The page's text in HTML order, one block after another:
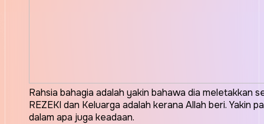
Rahsia bahagia adalah yakin bahawa dia meletakkan
REZEKI dan Keluarga adalah kerana Allah beri. Yakin
dalam apa juga keadaan.